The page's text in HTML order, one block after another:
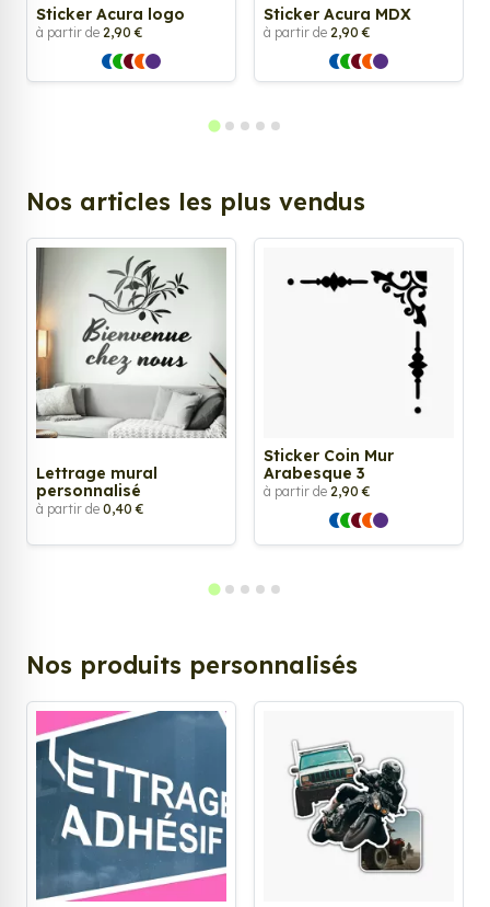
Sticker Acura logo
à partir de 2,90 €
Sticker Acura MDX
à partir de 2,90 €
Nos articles les plus vendus
Lettrage mural
personnalisé
à partir de 0,40 €
Sticker Coin Mur
Arabesque 3
à partir de 2,90 €
Nos produits personnalisés